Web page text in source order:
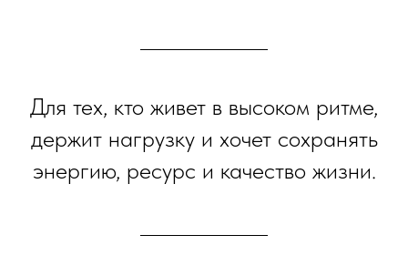
Для тех, кто живет в высоком ритме,
держит нагрузку и хочет сохранять
энергию, ресурс и качество жизни.